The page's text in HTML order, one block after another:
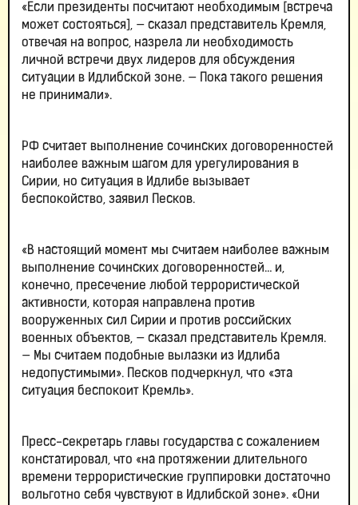
«Если президенты посчитают необходимым [встреча
может состояться], — сказал представитель Кремля,
отвечая на вопрос, назрела ли необходимость
личной встречи двух лидеров для обсуждения
ситуации в Идлибской зоне. — Пока такого решения
не принимали».
РФ считает выполнение сочинских договоренностей
наиболее важным шагом для урегулирования в
Сирии, но ситуация в Идлибе вызывает
беспокойство, заявил Песков.
«В настоящий момент мы считаем наиболее важным
выполнение сочинских договоренностей… и,
конечно, пресечение любой террористической
активности, которая направлена против
вооруженных сил Сирии и против российских
военных объектов, — сказал представитель Кремля.
— Мы считаем подобные вылазки из Идлиба
недопустимыми». Песков подчеркнул, что «эта
ситуация беспокоит Кремль».
Пресс-секретарь главы государства с сожалением
констатировал, что «на протяжении длительного
времени террористические группировки достаточно
вольготно себя чувствуют в Идлибской зоне». «Они